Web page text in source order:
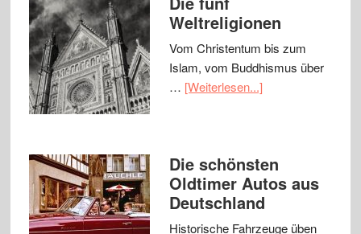
Weltreligionen
Vom Christentum bis zum
Islam, vom Buddhismus über
… [Weiterlesen...]
Die schönsten
Oldtimer Autos aus
Deutschland
Historische Fahrzeuge üben